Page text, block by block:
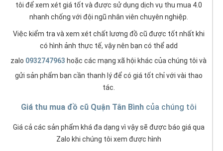
tôi để xem xét giá tốt và được sử dụng dịch vụ thu mua 4.0
nhanh chống với đội ngũ nhân viên chuyên nghiệp.
Việc kiểm tra và xem xét chất lương đồ cũ được tốt nhất khi
có hình ảnh thực tế, vậy nên bạn có thể add
zalo 0932747963 hoặc các mạng xã hội khác của chúng tôi và
gửi sản phẩm bạn cần thanh lý để có giá tốt chỉ với vài thao
tác.
Giá thu mua đồ cũ Quận Tân Bìnhcủa chúng tôi
Giá cả các sản phẩm khá đa dạng vì vậy sẽ được báo giá qua
Zalo khi chúng tôi xem được hình